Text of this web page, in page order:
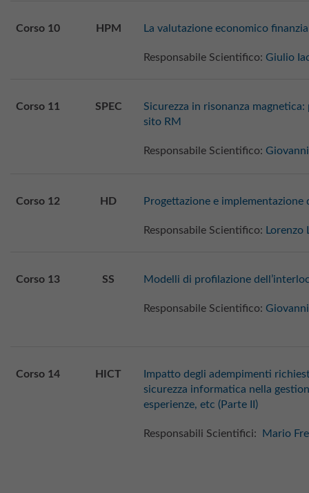
Corso 10 HPM La valutazione economico
Responsabile Scientifico: Giulio
Corso 11 SPEC
Sicurezza in risonanza
sito RM
Responsabile Scientifico:
Corso 12 HD Progettazione e
Responsabile Scientifico: Lorenzo
Corso 13 SS Modelli di profilazione
Responsabile Scientifico:
Corso 14 HICT
Impatto degli adempimenti
sicurezza informatica nella
esperienze, etc (Parte II)
Responsabili Scientifici: Mario